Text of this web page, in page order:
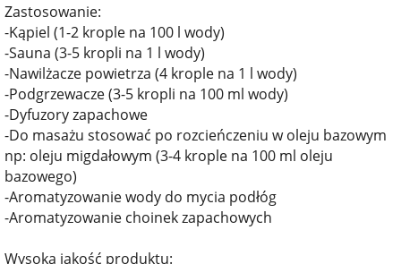
Zastosowanie:
-Kąpiel (1-2 krople na 100 l wody)
-Sauna (3-5 kropli na 1 l wody)
-Nawilżacze powietrza (4 krople na 1 l wody)
-Podgrzewacze (3-5 kropli na 100 ml wody)
-Dyfuzory zapachowe
-Do masażu stosować po rozcieńczeniu w oleju bazowym
np: oleju migdałowym (3-4 krople na 100 ml oleju
bazowego)
-Aromatyzowanie wody do mycia podłóg
-Aromatyzowanie choinek zapachowych
Wysoka jakość produktu: